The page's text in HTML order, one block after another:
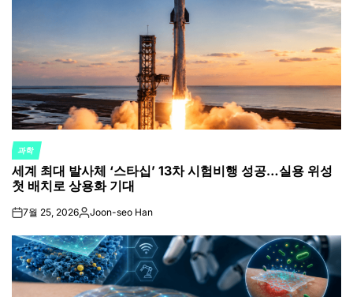
POSTED
IN
과학
세계 최대 발사체 ‘스타십’ 13차 시험비행 성공…실용 위성
첫 배치로 상용화 기대
on7월 25, 2026Posted
Joon-seo Han